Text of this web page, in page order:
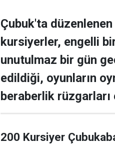
Çubuk'ta
kursiyerler, engelli
unutulmaz bir gün
edildiği, oyunların
beraberlik rüzgarları
200 Kursiyer